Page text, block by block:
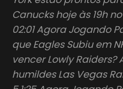
Canucks hoje às 19h
02:01 Agora Jogando
que Eagles Subiu em
vencer Lowly Raiders?
humildes Las Vegas